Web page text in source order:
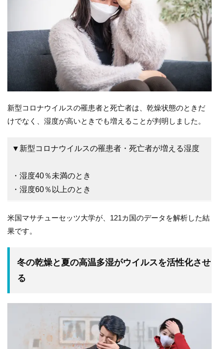
新型コロナウイルスの罹患者と死亡者は、乾燥状態のときだ
けでなく、湿度が高いときでも増えることが判明しました。
▼新型コロナウイルスの罹患者・死亡者が増える湿度
・湿度40％未満のとき
・湿度60％以上のとき
米国マサチューセッツ大学が、121カ国のデータを解析した結
果です。
冬の乾燥と夏の高温多湿がウイルスを活性化させ
る